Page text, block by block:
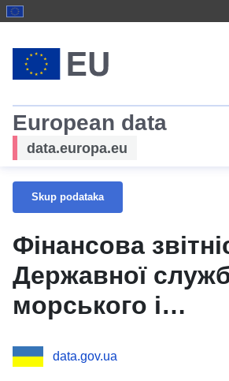
European data
data.europa.eu
Skup podataka
Фінансова
Державної
морського і
внутрішнього
транспорту та
data.gov.ua